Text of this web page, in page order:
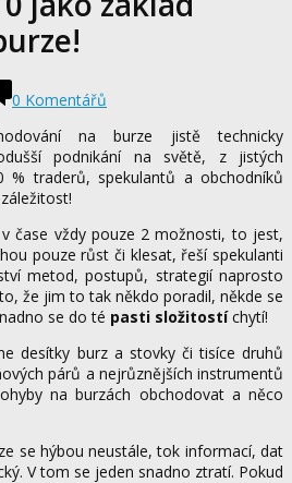
0 Komentářů
na burze jistě technicky
podnikání na světě, z jistých
traderů, spekulantů a obchodníků
čase vždy pouze 2 možnosti, to jest,
pouze růst či klesat, řeší spekulanti
metod, postupů, strategií naprosto
že jim to tak někdo poradil, někde se
se do té pasti složitostíchytí!
desítky burz a stovky či tisíce druhů
párů a nejrůznějších instrumentů
na burzách obchodovat a něco
se hýbou neustále, tok informací, dat
V tom se jeden snadno ztratí. Pokud